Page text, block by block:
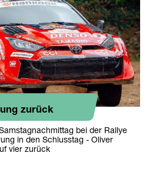
zurück
bei der Rallye
in den Schlusstag - Oliver
vier zurück